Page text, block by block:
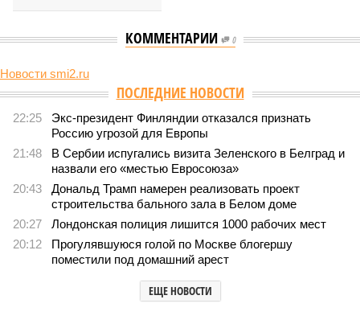
КОММЕНТАРИИ 0
В МВД перечислили, какую
информацию нельзя
выкладывать в интернет
В Невинномысске объявлен
режим ЧС из-за пожара на
Wildberries
Новости smi2.ru
ПОСЛЕДНИЕ НОВОСТИ
22:25
Экс-президент Финляндии отказался признать
Россию угрозой для Европы
В Сербии испугались визита Зеленского в Белград и
назвали его «местью Евросоюза»
Дональд Трамп намерен реализовать проект